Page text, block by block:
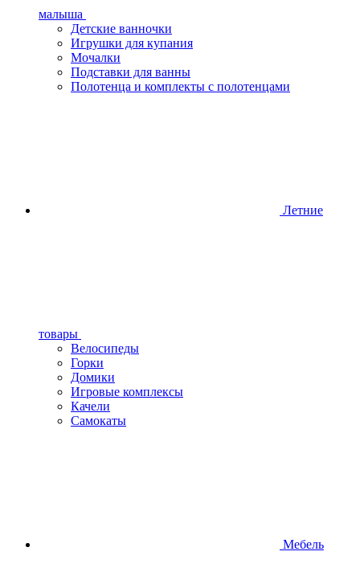
малыша
Детские ванночки
Игрушки для купания
Мочалки
Подставки для ванны
Полотенца и комплекты с полотенцами
Летние
товары
Велосипеды
Горки
Домики
Игровые комплексы
Качели
Самокаты
Мебель